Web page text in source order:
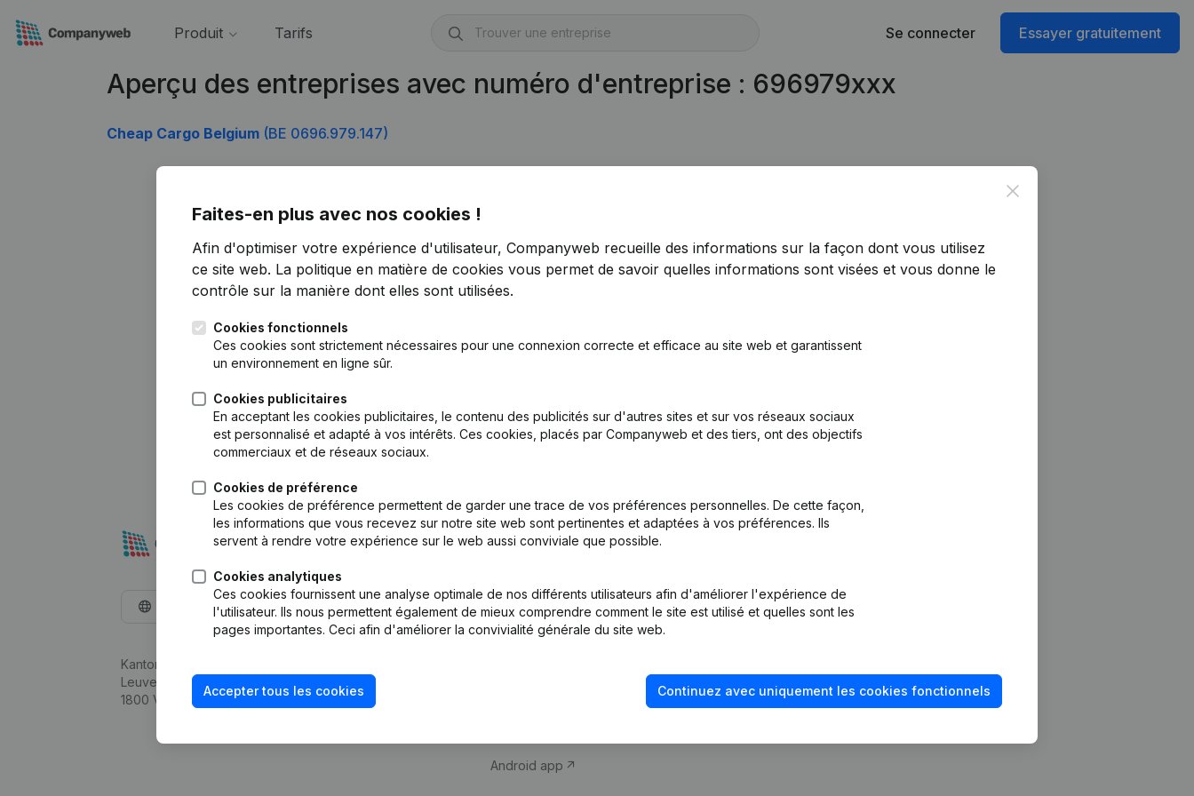
Produit Tarifs Se connecter Essayer gratuitement
Aperçu des entreprises avec numéro d'entreprise : 696979xxx
Cheap Cargo Belgium (BE 0696.979.147)
Close
Faites-en plus avec nos cookies !
Afin d'optimiser votre expérience d'utilisateur, Companyweb recueille des informations sur la façon dont vous utilisez
ce site web. La politique en matière de cookies vous permet de savoir quelles informations sont visées et vous donne le
contrôle sur la manière dont elles sont utilisées.
Cookies fonctionnels
Ces cookies sont strictement nécessaires pour une connexion correcte et efficace au site web et garantissent
un environnement en ligne sûr.
Cookies publicitaires
En acceptant les cookies publicitaires, le contenu des publicités sur d'autres sites et sur vos réseaux sociaux
est personnalisé et adapté à vos intérêts. Ces cookies, placés par Companyweb et des tiers, ont des objectifs
commerciaux et de réseaux sociaux.
Cookies de préférence
Les cookies de préférence permettent de garder une trace de vos préférences personnelles. De cette façon,
les informations que vous recevez sur notre site web sont pertinentes et adaptées à vos préférences. Ils
servent à rendre votre expérience sur le web aussi conviviale que possible.
Cookies analytiques
Ces cookies fournissent une analyse optimale de nos différents utilisateurs afin d'améliorer l'expérience de
l'utilisateur. Ils nous permettent également de mieux comprendre comment le site est utilisé et quelles sont les
pages importantes. Ceci afin d'améliorer la convivialité générale du site web.
Accepter tous les cookies Continuez avec uniquement les cookies fonctionnels
Français
Kantorenpark Everest
Leuvensesteenweg 248D,
1800 Vilvoorde
Produit
d’entreprise
Monitoring
Android app
fraude
Consulter des comptes annuels
Vérification de la solvabilité